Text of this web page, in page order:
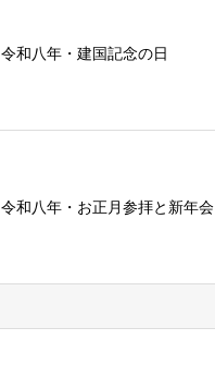
令和八年・建国記念の日
令和八年・お正月参拝と新年会